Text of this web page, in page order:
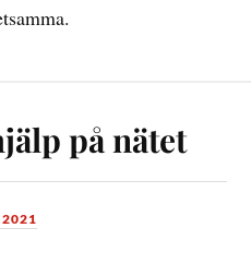
på nätet